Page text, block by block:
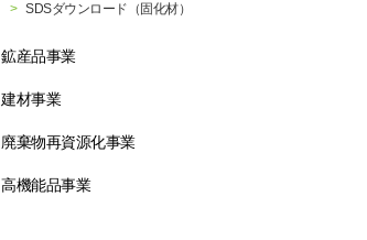
SDSダウンロード（固化材）
鉱産品事業
建材事業
廃棄物再資源化事業
高機能品事業